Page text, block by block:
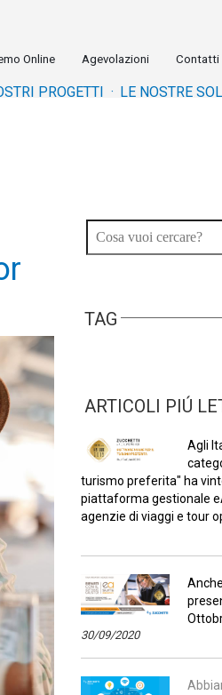
Online Agevolazioni Contatti
LE NOSTRE
PROGETTI ·
TAG
ARTICOLI PIÚ
Agli
turismo preferita" ha
piattaforma gestionale
agenzie di viaggi e tour
30/09/2020